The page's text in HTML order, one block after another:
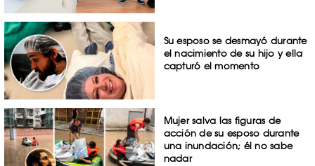
Su esposo se desmayó durante
el nacimiento de su hijo y ella
capturó el momento
Mujer salva las figuras de
acción de su esposo durante
una inundación; él no sabe
nadar